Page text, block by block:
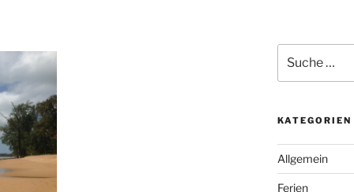
nach:
KATEGORIEN
Allgemein
Ferien